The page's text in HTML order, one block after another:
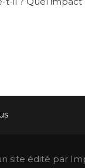
site édité par